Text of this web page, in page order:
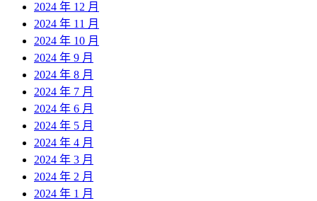
2024 年 12 月
2024 年 11 月
2024 年 10 月
2024 年 9 月
2024 年 8 月
2024 年 7 月
2024 年 6 月
2024 年 5 月
2024 年 4 月
2024 年 3 月
2024 年 2 月
2024 年 1 月